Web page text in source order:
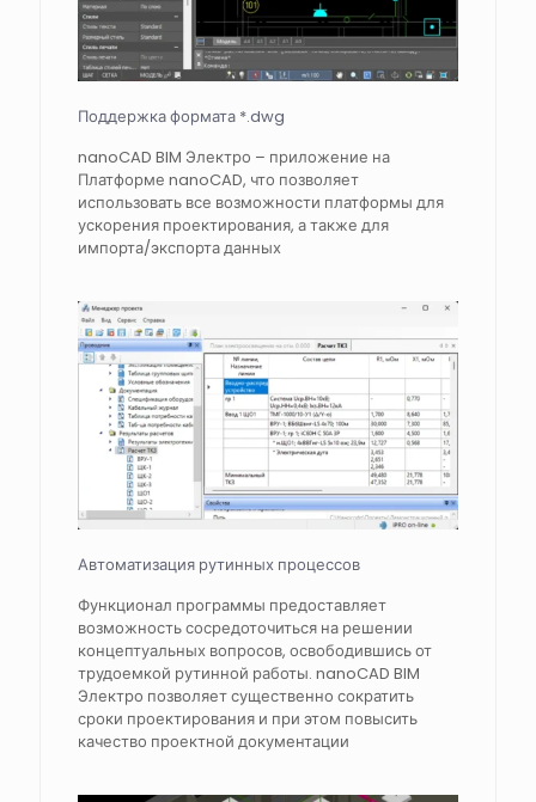
Поддержка формата *.dwg
nanoCAD BIM Электро – приложение на
Платформе nanoCAD, что позволяет
использовать все возможности платформы для
ускорения проектирования, а также для
импорта/экспорта данных
Автоматизация рутинных процессов
Функционал программы предоставляет
возможность сосредоточиться на решении
концептуальных вопросов, освободившись от
трудоемкой рутинной работы. nanoCAD BIM
Электро позволяет существенно сократить
сроки проектирования и при этом повысить
качество проектной документации